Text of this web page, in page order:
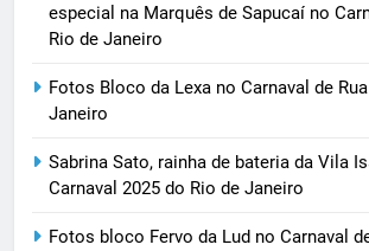
especial na Marquês de Sapucaí no
Rio de Janeiro
Fotos Bloco da Lexa no Carnaval de
Janeiro
Sabrina Sato, rainha de bateria da Vila
Carnaval 2025 do Rio de Janeiro
Fotos bloco Fervo da Lud no Carnaval